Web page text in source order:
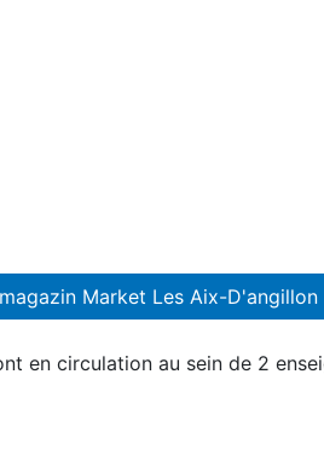
Market Les Aix-D'angillon
en circulation au sein de 2